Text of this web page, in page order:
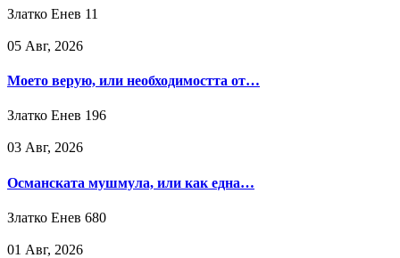
Златко Енев 11
05 Авг, 2026
Моето верую, или необходимостта от…
Златко Енев 196
03 Авг, 2026
Османската мушмула, или как една…
Златко Енев 680
01 Авг, 2026